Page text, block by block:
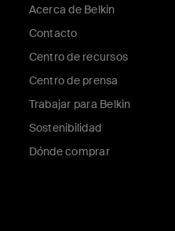
Acerca de Belkin
Contacto
Centro de recursos
Centro de prensa
Trabajar para Belkin
Sostenibilidad
Dónde comprar